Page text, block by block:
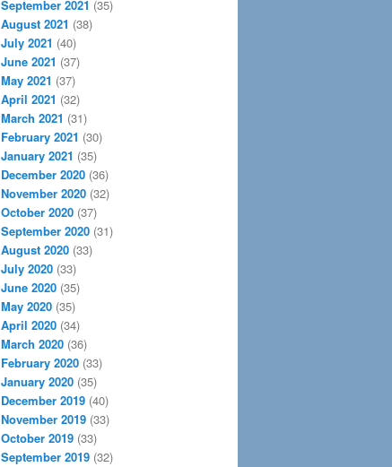
September 2021 (35)
August 2021 (38)
July 2021 (40)
June 2021 (37)
May 2021 (37)
April 2021 (32)
March 2021 (31)
February 2021 (30)
January 2021 (35)
December 2020 (36)
November 2020 (32)
October 2020 (37)
September 2020 (31)
August 2020 (33)
July 2020 (33)
June 2020 (35)
May 2020 (35)
April 2020 (34)
March 2020 (36)
February 2020 (33)
January 2020 (35)
December 2019 (40)
November 2019 (33)
October 2019 (33)
September 2019 (32)